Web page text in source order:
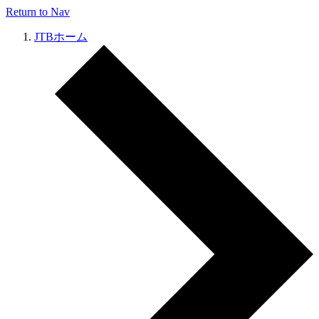
Return to Nav
JTBホーム